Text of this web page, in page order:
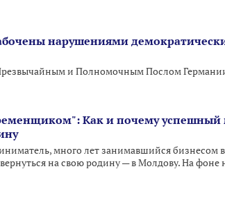
нарушениями
и Полномочным Послом
Как и почему успешный
много лет занимавшийся бизнесом
на свою родину — в Молдову. На фоне